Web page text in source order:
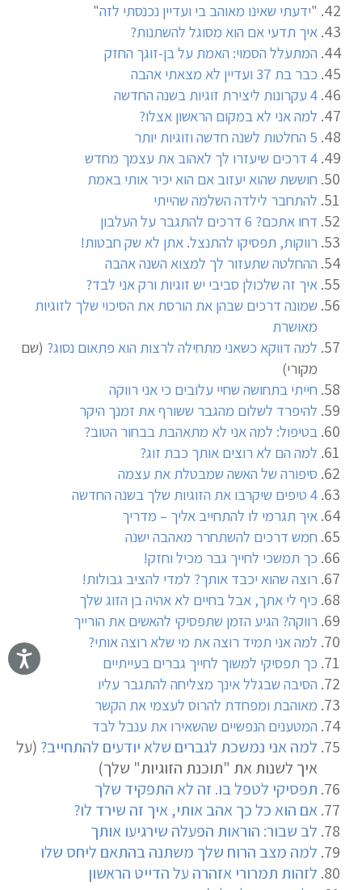
"ידעתי שאינו מאוהב בי ועדיין נכנסתי לזה"
איך תדעי אם הוא מסוגל להשתנות?
המתעלל הסמוי: האמת על בן-זוגך החזק
כבר בת 37 ועדיין לא מצאתי אהבה
4 עקרונות ליצירת זוגיות בשנה החדשה
למה אני לא במקום הראשון אצלו?
5 החלטות לשנה חדשה וזוגיות יותר
4 דרכים שיעזרו לך לאהוב את עצמך מחדש
חוששת שהוא יעזוב אם הוא יכיר אותי באמת
להתחבר לילדה השלמה שהייתי
דחו אתכם? 6 דרכים להתגבר על העלבון
רווקות, תפסיקו להתנצל. אתן לא שק חבטות!
ההחלטה שתעזור לך למצוא השנה אהבה
איך זה שלכולן סביבי יש זוגיות ורק אני לבד?
שמונה דרכים שבהן את הורסת את הסיכוי שלך לזוגיות
מאושרת
למה דווקא כשאני מתחילה לרצות הוא פתאום נסוג? (שם
מקורי)
חייתי בתחושה שחיי עלובים כי אני רווקה
להיפרד לשלום מהגבר ששורף את זמנך היקר
בטיפול: למה אני לא מתאהבת בבחור הטוב?
למה הם לא רוצים אותך כבת זוג?
סיפורה של האשה שמבטלת את עצמה
4 טיפים שיקרבו את הזוגיות שלך בשנה החדשה
איך תגרמי לו להתחייב אליך – מדריך
חמש דרכים להשתחרר מאהבה ישנה
כך תמשכי לחייך גבר מכיל וחזק!
רוצה שהוא יכבד אותך? למדי להציב גבולות!
כיף לי אתך, אבל בחיים לא אהיה בן הזוג שלך
רווקה? הגיע הזמן שתפסיקי להאשים את הורייך
למה אני תמיד רוצה את מי שלא רוצה אותי?
כך תפסיקי למשוך לחייך גברים בעייתיים
הסיבה שבגלל אינך מצליחה להתגבר עליו
מאוהבת ומפחדת להרוס לעצמי את הקשר
המטענים הנפשיים שהשאירו את ענבל לבד
למה אני נמשכת לגברים שלא יודעים להתחייב? (על
איך לשנות את "תוכנת הזוגיות" שלך)
תפסיקי לטפל בו. זה לא התפקיד שלך
אם הוא כל כך אהב אותי, איך זה שירד לו?
לב שבור: הוראות הפעלה שירגיעו אותך
למה מצב הרוח שלך משתנה בהתאם ליחס שלו
לזהות תמרורי אזהרה על הדייט הראשון